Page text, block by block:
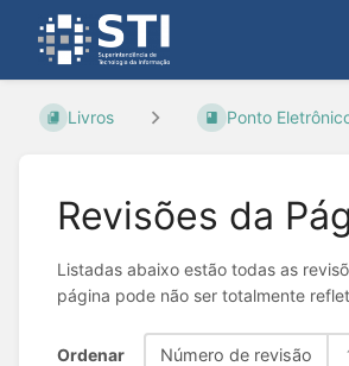
Livros Ponto
Revisões da
Listadas abaixo estão todas as
página pode não ser totalmente
Ordenar Número de revisão